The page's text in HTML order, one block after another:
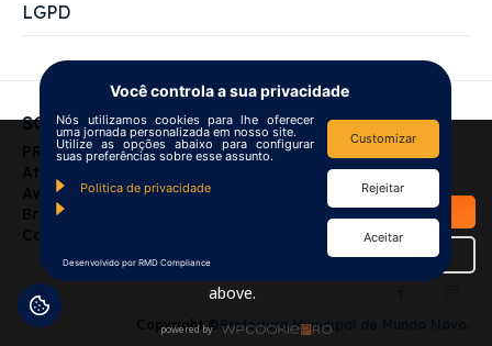
We use cookiesto improve your
provide additional functionality.
you consent to the statement
above.
OK
Details
powered by WPCookiePro
LGPD
SOBRE NÓS
PREFEITURA MUNICIPAL DE MUNDO NOVO
Atendimento das 7:00 às 13:00
Av Campo Grande, 200 - Centro Mundo Novo - MS -
Brasil
Contato: gabinete@mundonovo.ms.gov.br
Copyright © Prefeitura Municipal de Mundo Novo
Você controla a sua privacidade
Nós utilizamos cookies para lhe oferecer
uma jornada personalizada em nosso site.
Utilize as opções abaixo para configurar
suas preferências sobre esse assunto.
Politica de privacidade
Customizar
Rejeitar
Aceitar
Desenvolvido por RMD Compliance